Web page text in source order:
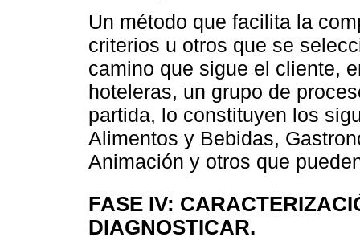
Un método que facilita la
criterios u otros que se
camino que sigue el cliente,
hoteleras, un grupo de
partida, lo constituyen los
Alimentos y Bebidas,
Animación y otros que
FASE IV:
DIAGNOSTICAR.